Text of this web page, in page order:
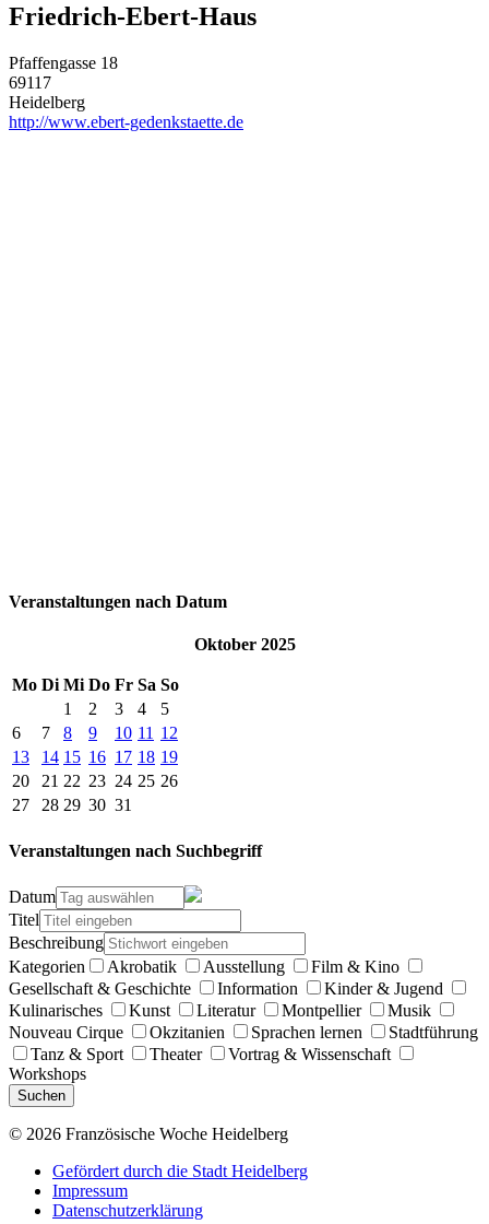
Friedrich-Ebert-Haus
Pfaffengasse 18
69117
Heidelberg
http://www.ebert-gedenkstaette.de
Veranstaltungen nach Datum
Oktober 2025
Mo Di Mi Do Fr Sa So
1
2 3 4
5
6
7 8 9 10 11 12
13
14 15 16 17 18 19
20
21 22 23 24 25 26
27
28 29 30 31
Veranstaltungen nach Suchbegriff
Datum
Titel
Beschreibung
Kategorien
Akrobatik Ausstellung
Film & Kino
Gesellschaft & Geschichte
Information
Kinder & Jugend
Kulinarisches
Kunst Literatur Montpellier
Musik
Nouveau Cirque
Okzitanien Sprachen lernen
Stadtführung
Tanz & Sport
Theater
Vortrag & Wissenschaft
Workshops
Suchen
© 2026 Französische Woche Heidelberg
Gefördert durch die Stadt Heidelberg
Impressum
Datenschutzerklärung